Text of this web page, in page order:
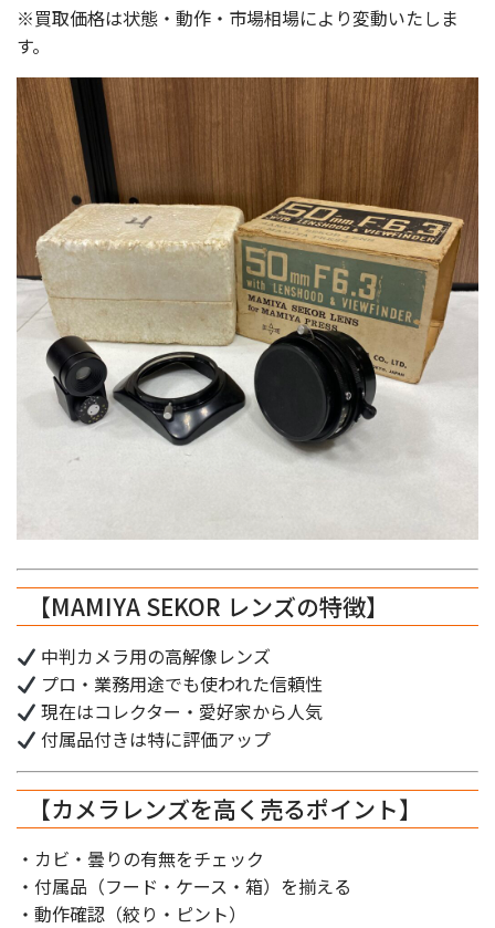
※買取価格は状態・動作・市場相場により変動いたしま
す。
【MAMIYA SEKOR レンズの特徴】
中判カメラ用の高解像レンズ
プロ・業務用途でも使われた信頼性
現在はコレクター・愛好家から人気
付属品付きは特に評価アップ
【カメラレンズを高く売るポイント】
・カビ・曇りの有無をチェック
・付属品（フード・ケース・箱）を揃える
・動作確認（絞り・ピント）